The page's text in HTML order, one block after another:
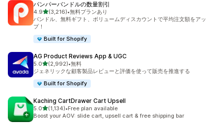
パンパーバンドルの数量割引
4.95つ星中
(3,216)
合計レビュー数：3216件
•無料プランあり
バンドル、無料ギフト、ボリュームディスカウントで平均注文額をアッ
プ！
Built for Shopify
AG Product Reviews App & UGC
5.05つ星中
(2,992)
合計レビュー数：2992件
•無料
ジェネリックな顧客製品レビューと評価を使って販売を推進する
Built for Shopify
Kaching CartDrawer Cart Upsell
5.05つ星中
(1,134)
合計レビュー数：1134件
•Free plan available
Boost your AOV: slide cart, upsell cart & free shipping bar